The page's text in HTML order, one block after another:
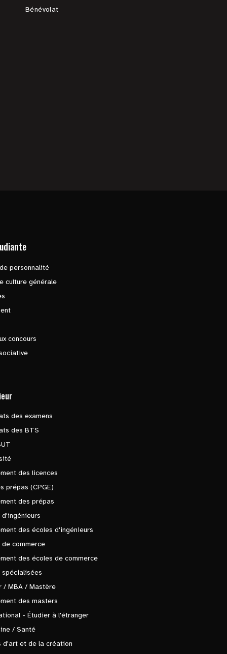
Bénévolat
personnalité
culture générale
concours
des examens
des BTS
des licences
prépas (CPGE)
des prépas
d'ingénieurs
des écoles d'ingénieurs
de commerce
des écoles de commerce
spécialisées
/ MBA / Mastère
des masters
- Étudier à l'étranger
/ Santé
d'art et de la création